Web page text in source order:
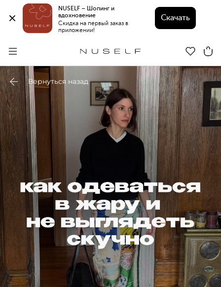
NUSELF – Шопинг и
вдохновение
Скидка на первый заказ в
приложении!
Скачать
Вернуться назад